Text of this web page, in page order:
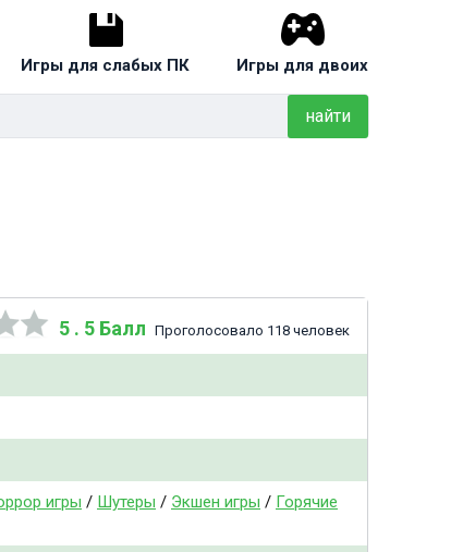
Игры для слабых ПК Игры для двоих
найти
5 . 5 Балл Проголосовало 118 человек
игры / Шутеры / Экшен игры / Горячие